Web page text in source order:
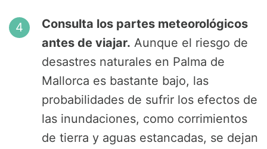
Consulta los partes meteorológicos
antes de viajar. Aunque el riesgo de
desastres naturales en Palma de
Mallorca es bastante bajo, las
probabilidades de sufrir los efectos de
las inundaciones, como corrimientos
de tierra y aguas estancadas, se dejan